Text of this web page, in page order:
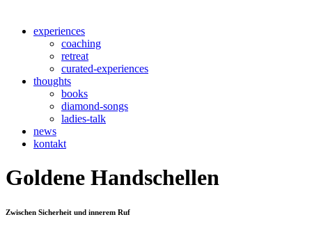
experiences
coaching
retreat
curated-experiences
thoughts
books
diamond-songs
ladies-talk
news
kontakt
Goldene Handschellen
Zwischen Sicherheit und innerem Ruf